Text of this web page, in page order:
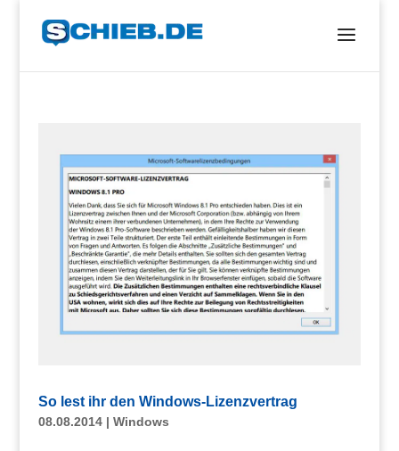
So lest ihr den Windows-Lizenzvertrag
08.08.2014| Windows